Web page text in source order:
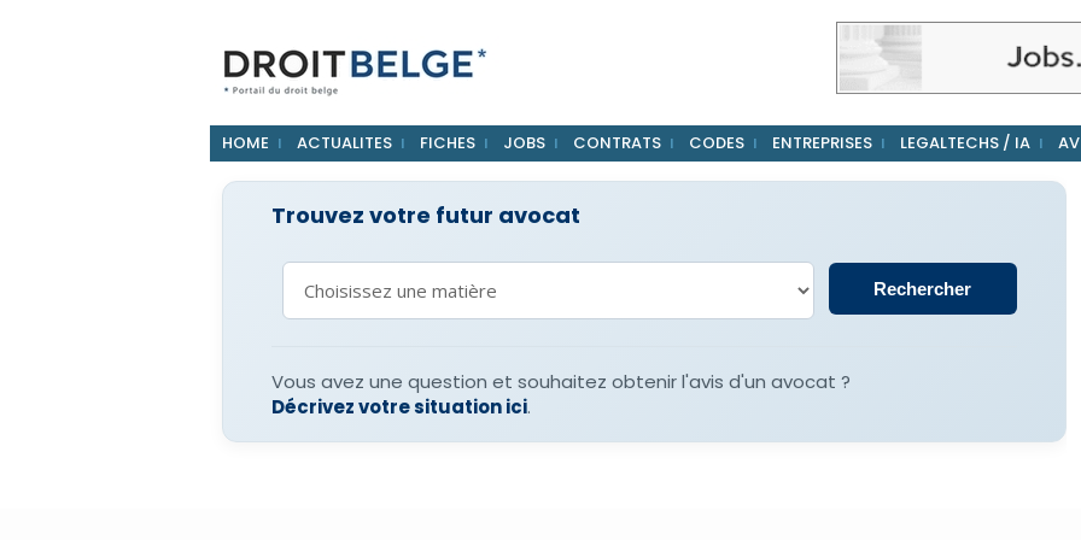
HOME ACTUALITES FICHES JOBS CONTRATS CODES ENTREPRISES LEGALTECHS / IA
Trouvez votre futur avocat
Vous avez une question et souhaitez obtenir l'avis d'un avocat ?
Décrivez votre situation ici.